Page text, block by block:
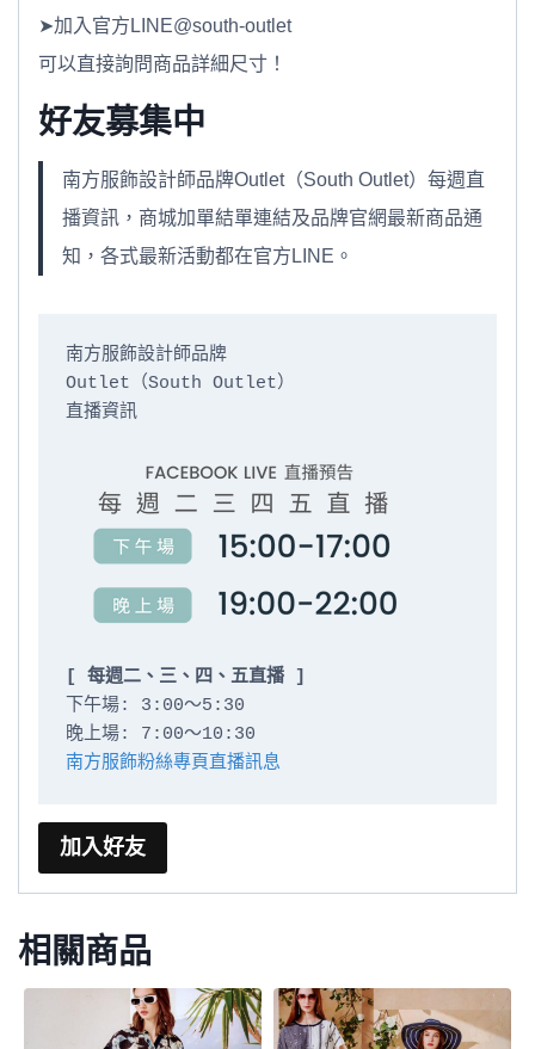
➤加入官方LINE@south-outlet
可以直接詢問商品詳細尺寸！
好友募集中
南方服飾設計師品牌Outlet（South Outlet）每週直
播資訊，商城加單結單連結及品牌官網最新商品通
知，各式最新活動都在官方LINE。
南方服飾設計師品牌
Outlet（South Outlet）
直播資訊
[ 每週二、三、四、五直播 ]
下午場: 3:00～5:30
南方服飾粉絲專頁直播訊息
加入好友
相關商品